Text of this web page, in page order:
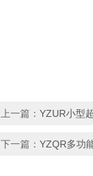
上一篇： YZUR小型
下一篇： YZQR多功